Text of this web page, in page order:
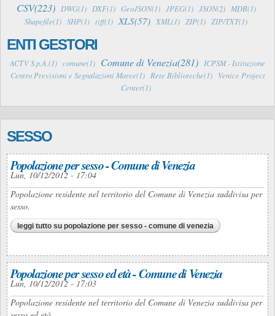
CSV(223) DWG(1) DXF(1) GeoJSON(1) JPEG(1) JSON(2)
MDB(1)
Shapefile(1) SHP(1) tiff(1) XLS(57) XML(1) ZIP(1) ZIP/TXT(1)
ENTI GESTORI
ACTV S.p.A.(1) comune(1) Comune di Venezia(281)
ICPSM - Istituzione
Centro Previsioni e Segnalazioni Maree(1)
Rete Biblioteche(1)
Venice Project
Center(1)
SESSO
Popolazione per sesso - Comune di Venezia
Lun, 10/12/2012 - 17:04
Popolazione residente nel territorio del Comune di Venezia suddivisa per
sesso.
leggi tutto su popolazione per sesso - comune di venezia
Popolazione per sesso ed età - Comune di Venezia
Lun, 10/12/2012 - 17:03
Popolazione residente nel territorio del Comune di Venezia suddivisa per